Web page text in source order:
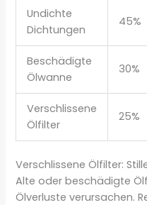
Undichte
Dichtungen
45%
Beschädigte
Ölwanne
30%
Verschlissene
Ölfilter
25%
Verschlissene Ölfilter:
Alte oder beschädigte
Ölverluste verursachen.